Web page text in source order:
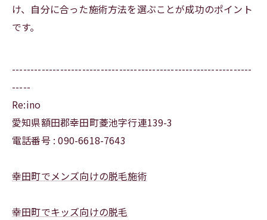
け、自分に合った施術方法を選ぶことが成功のポイント
です。
-----------------------------------------------------------------
-----
Re:ino
愛知県額田郡幸田町菱池字行連139-3
電話番号 : 090-6618-7643
幸田町でメンズ向けの脱毛施術
幸田町でキッズ向けの脱毛